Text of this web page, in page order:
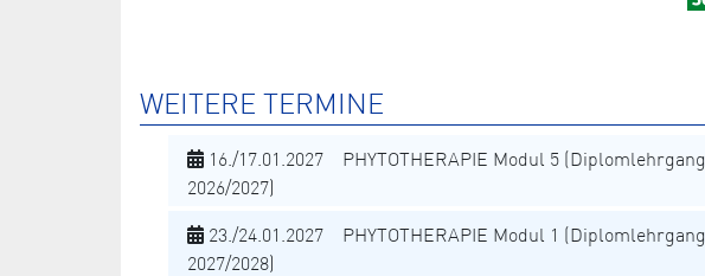
WEITERE TERMINE
16./17.01.2027 PHYTOTHERAPIE Modul 5 (Diplomlehrgang
2026/2027)
23./24.01.2027 PHYTOTHERAPIE Modul 1 (Diplomlehrgang
2027/2028)